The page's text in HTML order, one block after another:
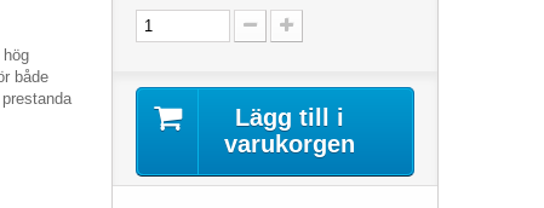
både
Lägg till i
varukorgen